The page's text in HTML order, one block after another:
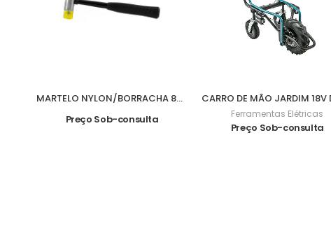
MARTELO NYLON/BORRACHA 840grs M07016
Preço Sob-consulta
Ferramentas Elétricas
Preço Sob-consulta